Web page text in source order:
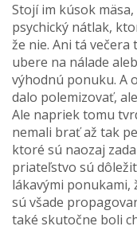
Stojí im kúsok
psychický nátlak,
že nie. Ani tá
ubere na nálade
výhodnú ponuku. A
dalo polemizovať,
Ale napriek tomu
nemali brať až tak
ktoré sú naozaj
priateľstvo sú
lákavými ponukami,
sú všade
také skutočne boli